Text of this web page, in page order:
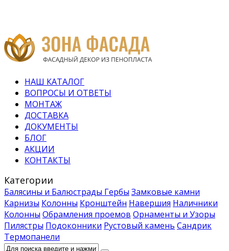
НАШ КАТАЛОГ
ВОПРОСЫ И ОТВЕТЫ
МОНТАЖ
ДОСТАВКА
ДОКУМЕНТЫ
БЛОГ
АКЦИИ
КОНТАКТЫ
Категории
Балясины и Балюстрады Гербы Замковые камни
Карнизы Колонны Кронштейн Навершия Наличники
Колонны Обрамления проемов Орнаменты и Узоры
Пилястры Подоконники Рустовый камень Сандрик
Термопанели